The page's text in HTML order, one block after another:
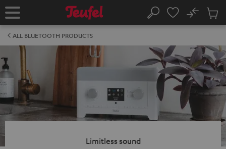
TO
Home Search
No
Cart
ALL BLUETOOTH PRODUCTS
Limitless sound